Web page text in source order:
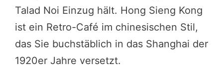
Talad Noi Einzug hält. Hong Sieng Kong
ist ein Retro-Café im chinesischen Stil,
das Sie buchstäblich in das Shanghai der
1920er Jahre versetzt.